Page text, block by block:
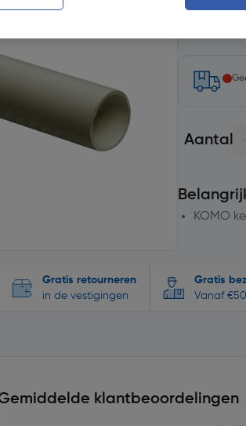
Aantal
KOMO
Gratis retourneren
in de vestigingen
Gratis
Vanaf
klantbeoordelingen